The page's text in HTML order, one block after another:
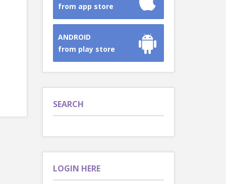
from app store
ANDROID
from play store
SEARCH
LOGIN HERE